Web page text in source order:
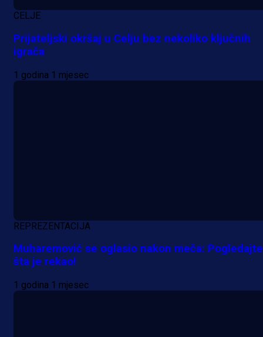
CELJE
Prijateljski okršaj u Celju bez nekoliko ključnih
igrača
1 godina 1 mjesec
REPREZENTACIJA
Muharemović se oglasio nakon meča: Pogledajte
šta je rekao!
1 godina 1 mjesec